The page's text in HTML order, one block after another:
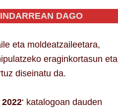
DAGO
eta moldeatzaileetara,
eraginkortasun eta
diseinatu da.
‘ katalogoan dauden